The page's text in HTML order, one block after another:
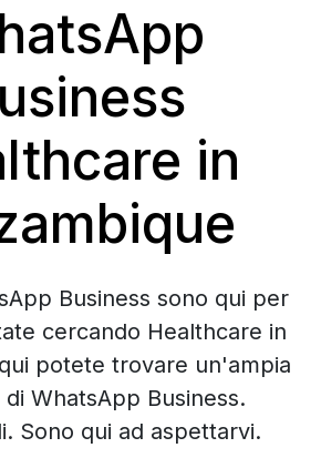
in
Business sono qui per
cercando Healthcare in
potete trovare un'ampia
WhatsApp Business.
Sono qui ad aspettarvi.